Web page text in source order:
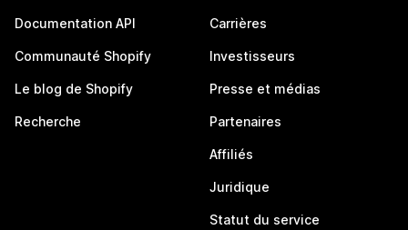
Documentation API
Communauté Shopify
Le blog de Shopify
Recherche
Carrières
Investisseurs
Presse et médias
Partenaires
Affiliés
Juridique
Statut du service